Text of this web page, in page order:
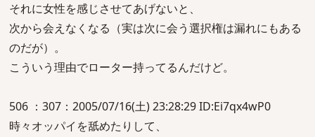
それに女性を感じさせてあげないと、
次から会えなくなる（実は次に会う選択権は漏れにもある
のだが）。
こういう理由でローター持ってるんだけど。
506 ：307：2005/07/16(土) 23:28:29 ID:Ei7qx4wP0
時々オッパイを舐めたりして、